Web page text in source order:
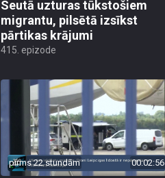
Seutā uzturas tūkstošiem
migrantu, pilsētā izsīkst
pārtikas krājumi
415. epizode
pirms 22 stundām 00:02:56